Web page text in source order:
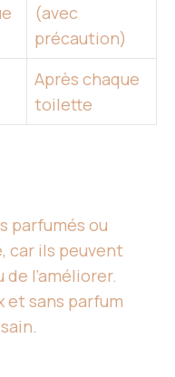
(avec
précaution)
Après chaque
toilette
parfumés ou
car ils peuvent
l’améliorer.
et sans parfum